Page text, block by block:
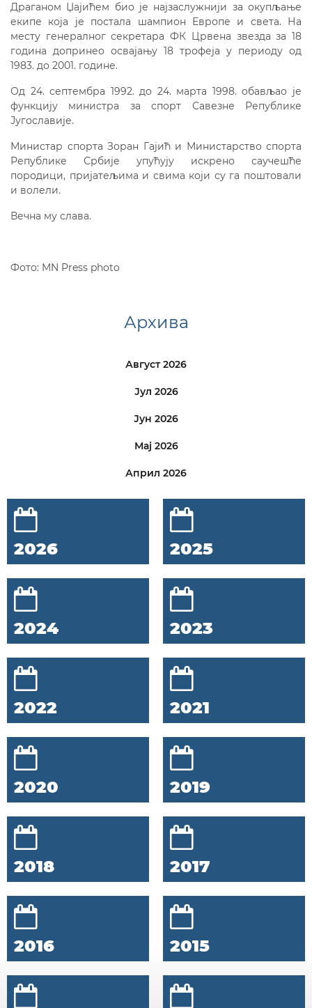
Драганом Џајићем био је најзаслужнији за окупљање
екипе која је постала шампион Европе и света. На
месту генералног секретара ФК Црвена звезда за 18
година допринео освајању 18 трофеја у периоду од
1983. до 2001. године.
Од 24. септембра 1992. до 24. марта 1998. обављао је
функцију министра за спорт Савезне Републике
Југославије.
Министар спорта Зоран Гајић и Министарство спорта
Републике Србије упућују искрено саучешће
породици, пријатељима и свима који су га поштовали
и волели.
Вечна му слава.
Фото: MN Press photo
Архива
Август 2026
Јул 2026
Јун 2026
Мај 2026
Април 2026
2026 2025
2024 2023
2022 2021
2020 2019
2018 2017
2016 2015